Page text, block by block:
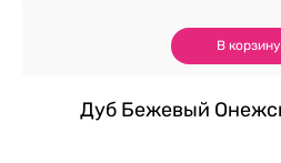
В корзину
Дуб Бежевый